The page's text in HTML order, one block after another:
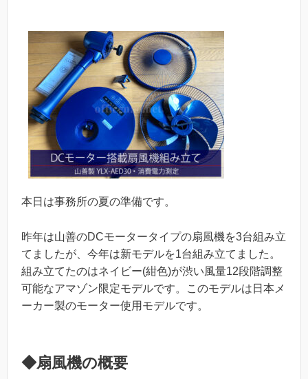
本日は事務所の夏の準備です。
昨年は山善のDCモータータイプの扇風機を3台組み立
てましたが、今年は新モデルを1台組み立てました。
組み立てたのはネイビー(紺色)が渋い風量12段階調整
可能なアマゾン限定モデルです。このモデルは日本メ
ーカー製のモーター使用モデルです。
◆扇風機の概要